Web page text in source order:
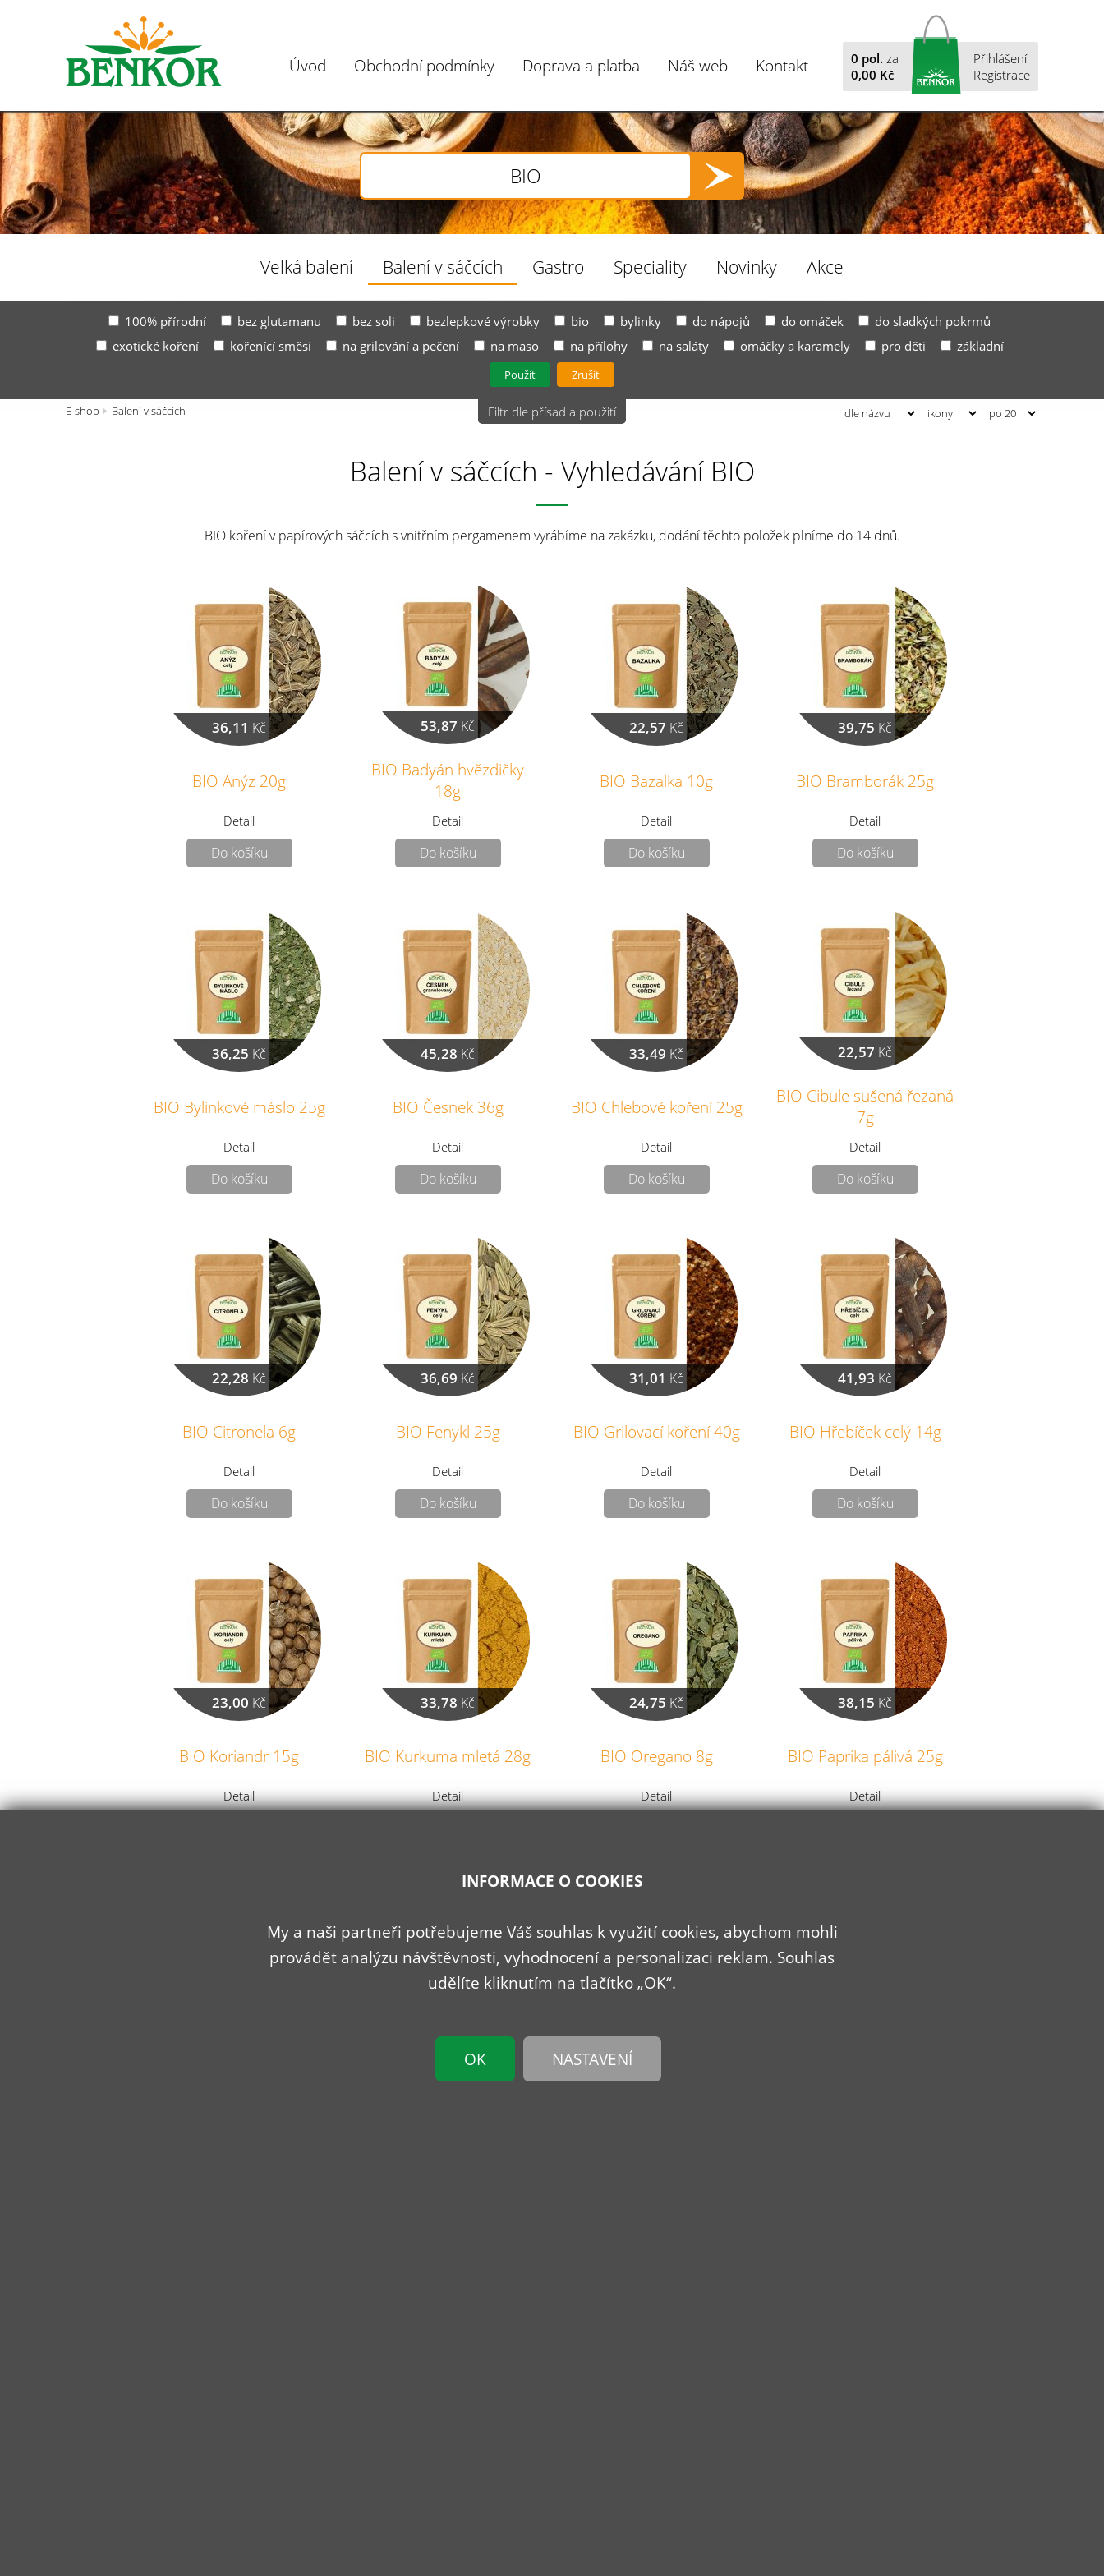
Přihlášení
Registrace
0 pol. za
0,00 Kč
Úvod Obchodní podmínky Doprava a platba Náš web Kontakt
Velká balení Balení v sáčcích Gastro Speciality Novinky Akce
100% přírodní bez glutamanu bez soli bezlepkové výrobky bio bylinky do nápojů do omáček
do sladkých pokrmů
exotické koření
kořenící směsi na grilování a pečení na maso na přílohy na saláty omáčky a karamely pro děti základní
Použít Zrušit
Filtr dle přísad a použití
E-shop Balení v sáčcích
Balení v sáčcích - Vyhledávání BIO
BIO koření v papírových sáčcích s vnitřním pergamenem vyrábíme na zakázku, dodání těchto položek plníme do 14 dnů.
36,11 Kč
BIO Anýz 20g
Detail
Do košíku
53,87 Kč
BIO Badyán hvězdičky
18g
Detail
Do košíku
22,57 Kč
BIO Bazalka 10g
Detail
Do košíku
39,75 Kč
BIO Bramborák 25g
Detail
Do košíku
36,25 Kč
BIO Bylinkové máslo 25g
Detail
Do košíku
45,28 Kč
BIO Česnek 36g
Detail
Do košíku
33,49 Kč
BIO Chlebové koření 25g
Detail
Do košíku
22,57 Kč
BIO Cibule sušená řezaná
7g
Detail
Do košíku
22,28 Kč
BIO Citronela 6g
Detail
Do košíku
36,69 Kč
BIO Fenykl 25g
Detail
Do košíku
31,01 Kč
BIO Grilovací koření 40g
Detail
Do košíku
41,93 Kč
BIO Hřebíček celý 14g
Detail
Do košíku
23,00 Kč
BIO Koriandr 15g
Detail
33,78 Kč
BIO Kurkuma mletá 28g
Detail
24,75 Kč
BIO Oregano 8g
Detail
38,15 Kč
BIO Paprika pálivá 25g
Detail
BIO Pepř bílý celý 35g BIO Pepř černý celý 30g
INFORMACE O COOKIES
My a naši partneři potřebujeme Váš souhlas k využití cookies, abychom mohli
provádět analýzu návštěvnosti, vyhodnocení a personalizaci reklam. Souhlas
udělíte kliknutím na tlačítko „OK“.
OK NASTAVENÍ